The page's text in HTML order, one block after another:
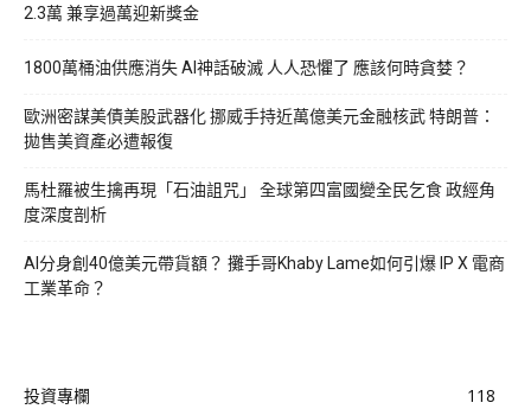
2.3萬 兼享過萬迎新獎金
1800萬桶油供應消失 AI神話破滅 人人恐懼了 應該何時貪婪？
歐洲密謀美債美股武器化 挪威手持近萬億美元金融核武 特朗普：
拋售美資產必遭報復
馬杜羅被生擒再現「石油詛咒」 全球第四富國變全民乞食 政經角
度深度剖析
AI分身創40億美元帶貨額？ 攤手哥Khaby Lame如何引爆 IP X 電商
工業革命？
投資專欄
118